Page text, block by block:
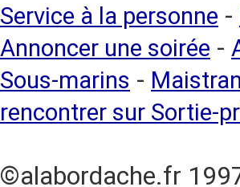
Service à la personne -
Annoncer une soirée -
Sous-marins -
rencontrer sur Sortie-
©alabordache.fr